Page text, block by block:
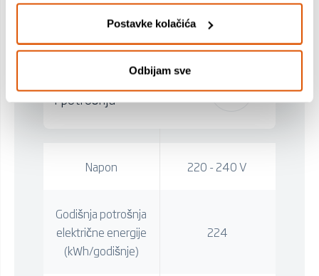
Postavke kolačića
Odbijam sve
Tehničke specifikacije
i potrošnja
Napon 220 - 240 V
Godišnja potrošnja
električne energije
(kWh/godišnje)
224